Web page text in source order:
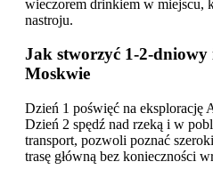
wieczorem drinkiem w miejscu,
nastroju.
Jak stworzyć 1-2-
Moskwie
Dzień 1 poświęć na eksplorację
Dzień 2 spędź nad rzeką i w
transport, pozwoli poznać
trasę główną bez konieczności